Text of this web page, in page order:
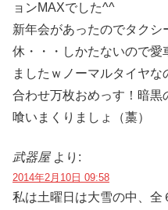
ョンMAXでした^^
新年会があったのでタク
休・・・しかたないので愛
ましたｗノーマルタイヤな
合わせ万枚おめっす！暗黒
喰いまくりましょ（藁）
武器屋 より:
2014年2月10日 09:58
私は土曜日は大雪の中、全